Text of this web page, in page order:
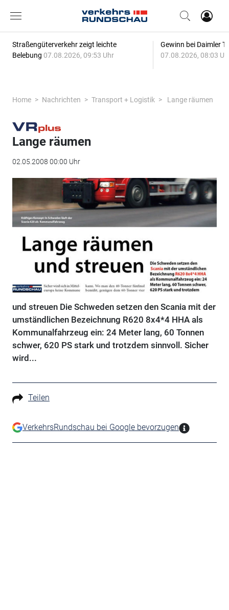
Straßengüterverkehr zeigt leichte
Belebung 07.08.2026, 09:53 Uhr
Gewinn bei Daimler
07.08.2026, 08:03
Home Nachrichten Transport + Logistik Lange räumen
Lange räumen
02.05.2008 00:00 Uhr
und streuen Die Schweden setzen den Scania mit der
umständlichen Bezeichnung R620 8x4*4 HHA als
Kommunalfahrzeug ein: 24 Meter lang, 60 Tonnen
schwer, 620 PS stark und trotzdem sinnvoll. Sicher
wird...
Teilen
VerkehrsRundschau bei Google bevorzugen